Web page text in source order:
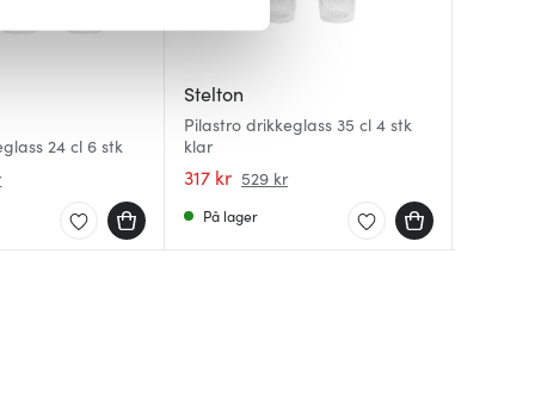
mediefunksjoner og for å
du har gjort tilgjengelig for
24 cl 6 stk
Stelton
Pilastro drikkeglass 35 cl 4 stk
klar
317 kr 529 kr
På lager